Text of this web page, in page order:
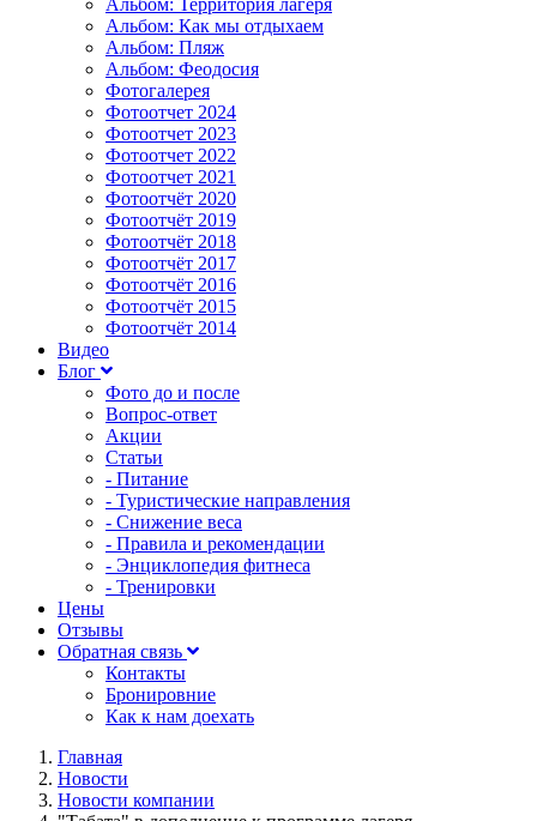
Альбом: Территория лагеря
Альбом: Как мы отдыхаем
Альбом: Пляж
Альбом: Феодосия
Фотогалерея
Фотоотчет 2024
Фотоотчет 2023
Фотоотчет 2022
Фотоотчет 2021
Фотоотчёт 2020
Фотоотчёт 2019
Фотоотчёт 2018
Фотоотчёт 2017
Фотоотчёт 2016
Фотоотчёт 2015
Фотоотчёт 2014
Видео
Блог
Фото до и после
Вопрос-ответ
Акции
Статьи
- Питание
- Туристические направления
- Снижение веса
- Правила и рекомендации
- Энциклопедия фитнеса
- Тренировки
Цены
Отзывы
Обратная связь
Контакты
Бронировние
Как к нам доехать
Главная
Новости
Новости компании